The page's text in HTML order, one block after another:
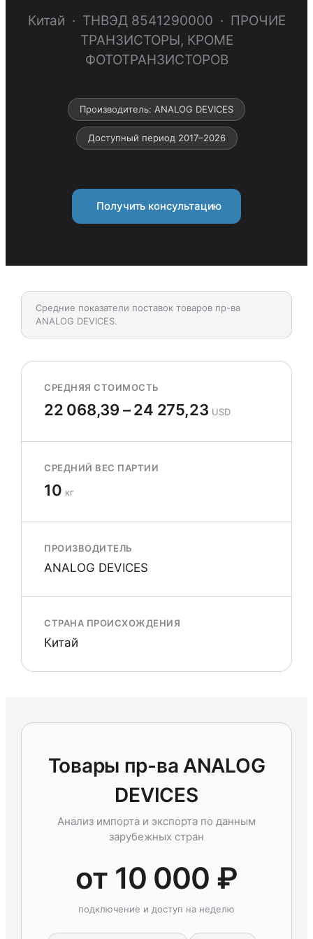
Китай · ТНВЭД 8541290000 · ПРОЧИЕ
ТРАНЗИСТОРЫ, КРОМЕ
ФОТОТРАНЗИСТОРОВ
Производитель: ANALOG DEVICES
Доступный период 2017–2026
Получить консультацию
Средние показатели поставок товаров пр-ва
ANALOG DEVICES.
СРЕДНЯЯ СТОИМОСТЬ
22 068,39 – 24 275,23 USD
СРЕДНИЙ ВЕС ПАРТИИ
10 кг
ПРОИЗВОДИТЕЛЬ
ANALOG DEVICES
СТРАНА ПРОИСХОЖДЕНИЯ
Китай
Товары пр-ва ANALOG
DEVICES
Анализ импорта и экспорта по данным
зарубежных стран
от 10 000 ₽
подключение и доступ на неделю